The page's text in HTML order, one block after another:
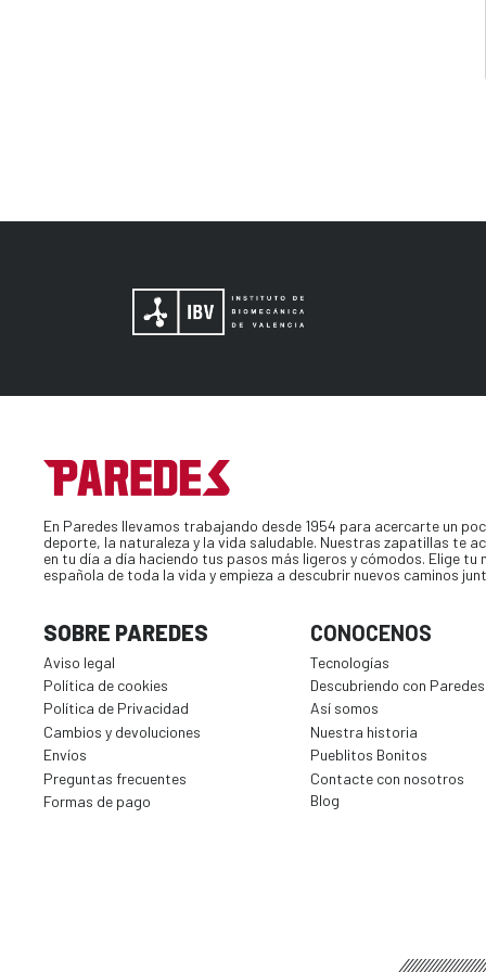
En Paredes llevamos trabajando desde 1954 para acercarte un
deporte, la naturaleza y la vida saludable. Nuestras zapatillas te
en tu día a día haciendo tus pasos más ligeros y cómodos. Elige tu
española de toda la vida y empieza a descubrir nuevos caminos
SOBRE PAREDES
Aviso legal
Política de cookies
Política de Privacidad
Cambios y devoluciones
Envíos
Preguntas frecuentes
Formas de pago
CONOCENOS
Tecnologías
Descubriendo con Paredes
Así somos
Nuestra historia
Pueblitos Bonitos
Contacte con nosotros
Blog